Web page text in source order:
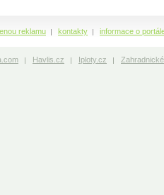
reklamu kontakty informace o
Havlis.cz Iploty.cz